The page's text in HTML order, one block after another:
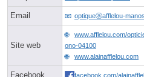
Email optiqueⓐafflelou-
Site web
www.afflelou.com/
ono-04100
www.alainafflelou.com
Facebook facebook.com/